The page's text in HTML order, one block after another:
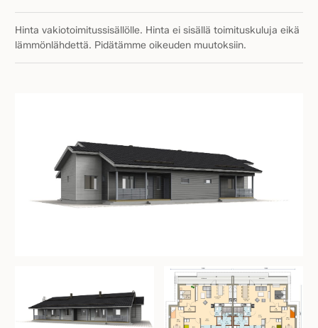
Hinta vakiotoimitussisällölle. Hinta ei sisällä toimituskuluja eikä
lämmönlähdettä. Pidätämme oikeuden muutoksiin.